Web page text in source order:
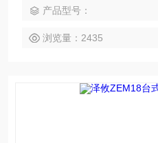
产品型号：
浏览量：2435